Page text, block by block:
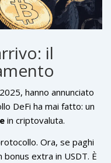
il
hanno annunciato
DeFi ha mai fatto: un
in criptovaluta.
Ora, se paghi
bonus extra in USDT. È